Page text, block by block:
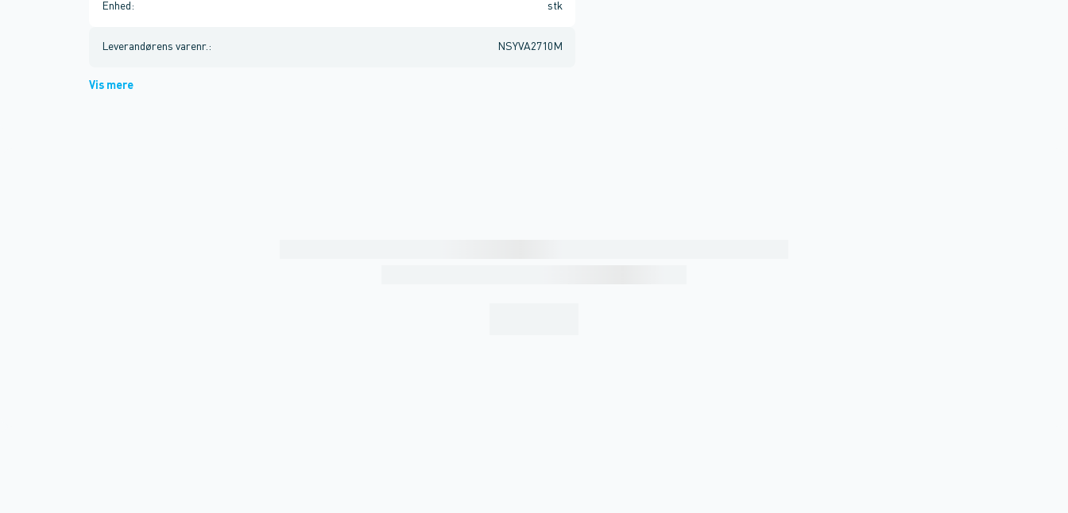
Enhed : stk
Leverandørens varenr. : NSYVA2710M
Vis mere